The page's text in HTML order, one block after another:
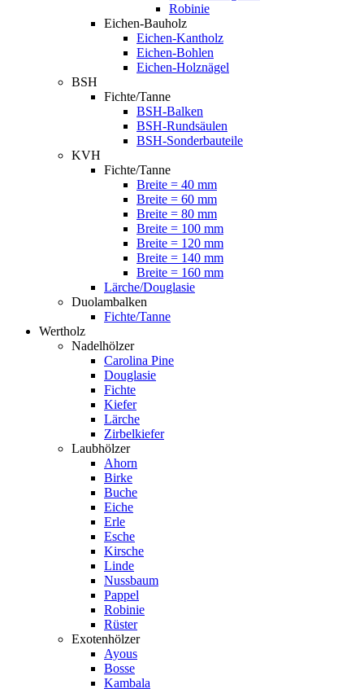
Robinie
Eichen-Bauholz
Eichen-Kantholz
Eichen-Bohlen
Eichen-Holznägel
BSH
Fichte/Tanne
BSH-Balken
BSH-Rundsäulen
BSH-Sonderbauteile
KVH
Fichte/Tanne
Breite = 40 mm
Breite = 60 mm
Breite = 80 mm
Breite = 100 mm
Breite = 120 mm
Breite = 140 mm
Breite = 160 mm
Lärche/Douglasie
Duolambalken
Fichte/Tanne
Wertholz
Nadelhölzer
Carolina Pine
Douglasie
Fichte
Kiefer
Lärche
Zirbelkiefer
Laubhölzer
Ahorn
Birke
Buche
Eiche
Erle
Esche
Kirsche
Linde
Nussbaum
Pappel
Robinie
Rüster
Exotenhölzer
Ayous
Bosse
Kambala